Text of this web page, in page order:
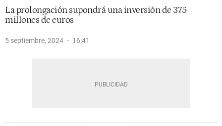
La prolongación supondrá una inversión de 375
millones de euros
5 septiembre, 2024 16:41